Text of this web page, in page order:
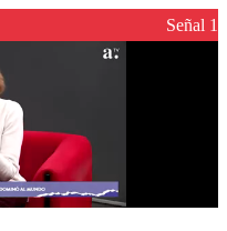
Señal 1